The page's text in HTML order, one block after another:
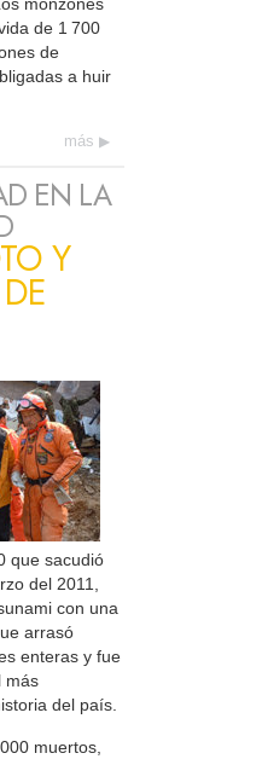
de 1 700
de
a huir
más
EN LA
Y
que sacudió
del 2011,
con una
arrasó
enteras y fue
más
del país.
muertos,